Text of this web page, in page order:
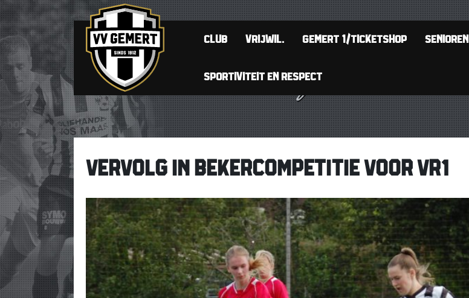
CLUB VRIJWIL. GEMERT 1/TICKETSHOP SENIOREN
SPORTIVITEIT EN RESPECT
VERVOLG IN BEKERCOMPETITIE VOOR VR1